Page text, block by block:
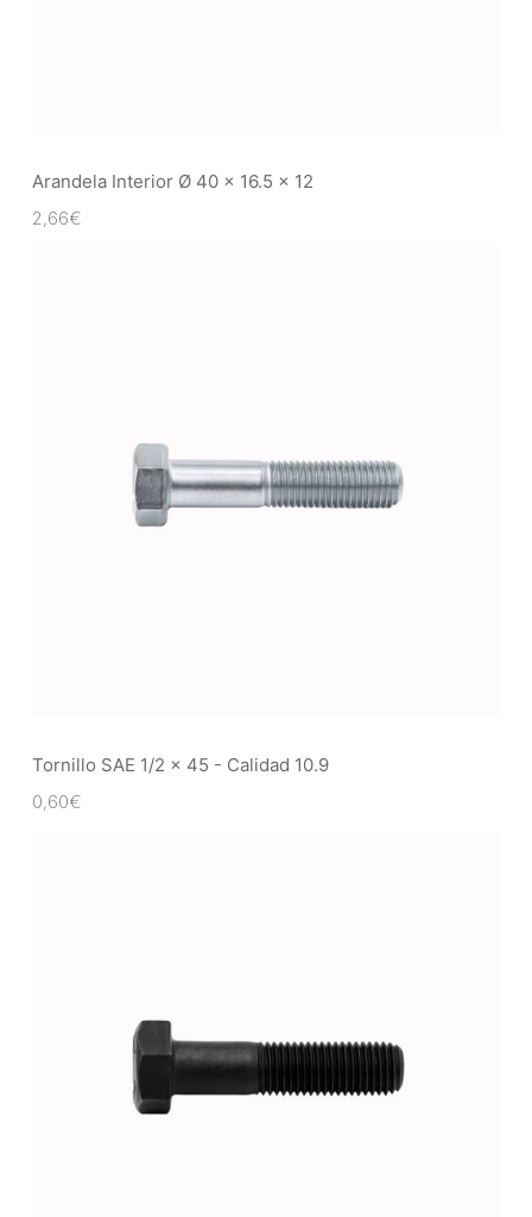
Arandela Interior Ø 40 x 16.5 x 12
2,66€
Tornillo SAE 1/2 x 45 - Calidad 10.9
0,60€